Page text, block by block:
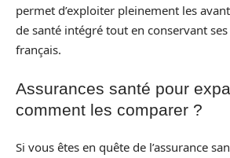
permet d’exploiter pleinement les
de santé intégré tout en conservant
français.
Assurances santé pour
comment les comparer ?
Si vous êtes en quête de l’assurance